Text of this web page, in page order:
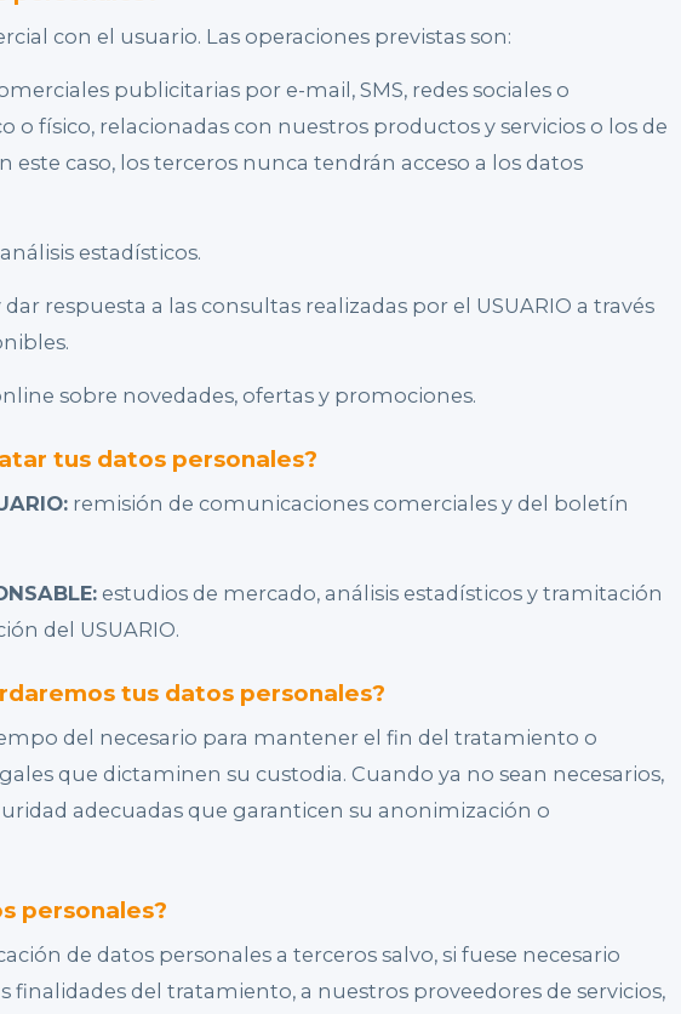
con el usuario. Las operaciones previstas son:
publicitarias por e-mail, SMS, redes sociales o
físico, relacionadas con nuestros productos y servicios o los de
este caso, los terceros nunca tendrán acceso a los datos
estadísticos.
respuesta a las consultas realizadas por el USUARIO a través
sobre novedades, ofertas y promociones.
tus datos personales?
remisión de comunicaciones comerciales y del boletín
estudios de mercado, análisis estadísticos y tramitación
del USUARIO.
tus datos personales?
del necesario para mantener el fin del tratamiento o
que dictaminen su custodia. Cuando ya no sean necesarios,
adecuadas que garanticen su anonimización o
personales?
de datos personales a terceros salvo, si fuese necesario
finalidades del tratamiento, a nuestros proveedores de servicios,